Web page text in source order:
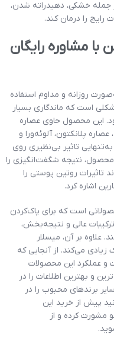
جمله خشکی، دهیدراته شدن،
را درمان کند.
با مشاوره رایگان
روزانه و مداوم استفاده
است که ماندگاری بسیار
این محصول حاوی عصاره
پلانکتون، آلوئه‌ورا و
تاثیر بی‌نظیری روی
نتیجه شگفت‌انگیزی را
تاثیرات روتین پوستی را
اشاره کرد.
است که برای پاک‌کردن
عالی و نتیجه‌بخش،
علاوه بر آن، میسلار
می‌کند. از آنجایی که
و عملکرد این محصولات
و بهترین اطلاعات را در
برندهای محبوب را در
پیش از خرید این
مشورت کرده و از